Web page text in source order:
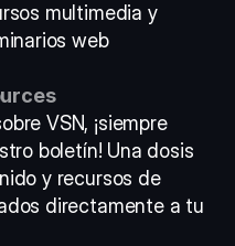
multimedia y
web
VSN, ¡siempre
boletín! Una dosis
y recursos de
directamente a tu